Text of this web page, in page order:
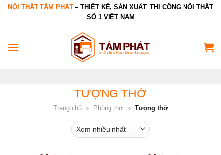
Bỏ
dung
NỘI THẤT TÂM PHÁT – THIẾT KẾ, SẢN XUẤT, THI CÔNG NỘI THẤT
SỐ 1 VIỆT NAM
TƯỢNG THỜ
Trang chủ » Phòng thờ » Tượng thờ